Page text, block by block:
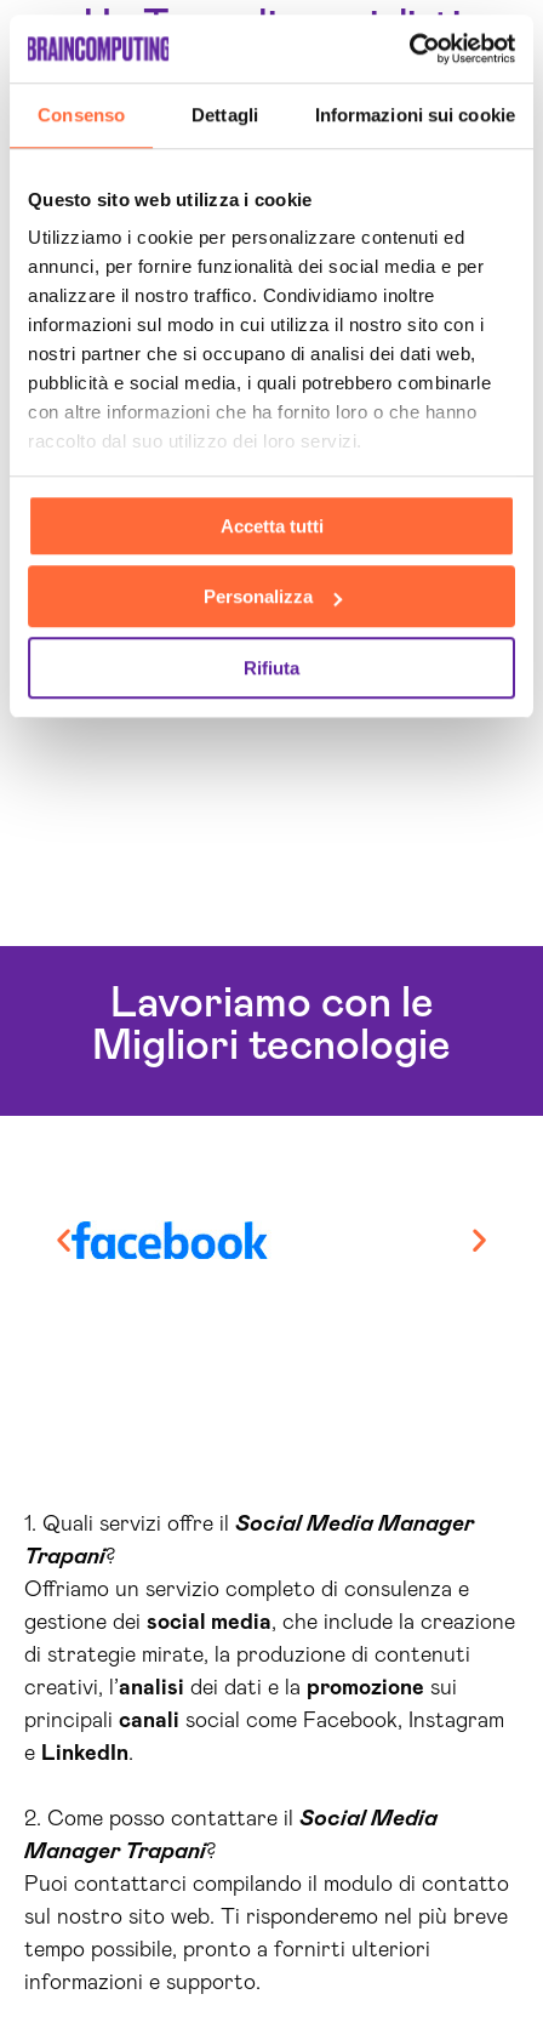
Consenso Dettagli Informazioni sui cookie
Questo sito web utilizza i cookie
Utilizziamo i cookie per personalizzare contenuti ed
annunci, per fornire funzionalità dei social media e per
analizzare il nostro traffico. Condividiamo inoltre
informazioni sul modo in cui utilizza il nostro sito con i
nostri partner che si occupano di analisi dei dati web,
pubblicità e social media, i quali potrebbero combinarle
con altre informazioni che ha fornito loro o che hanno
raccolto dal suo utilizzo dei loro servizi.
Accetta tutti
Personalizza
Rifiuta
Un Team di specialisti
Sempre a tuo supporto
Lavoriamo con le
Migliori tecnologie
1. Quali servizi offre il Social Media Manager
Trapani?
Offriamo un servizio completo di consulenza e
gestione dei social media, che include la creazione
di strategie mirate, la produzione di contenuti
creativi, l’analisi dei dati e la promozione sui
principali canali social come Facebook, Instagram
e LinkedIn.
2. Come posso contattare il Social Media
Manager Trapani?
Puoi contattarci compilando il modulo di contatto
sul nostro sito web. Ti risponderemo nel più breve
tempo possibile, pronto a fornirti ulteriori
informazioni e supporto.